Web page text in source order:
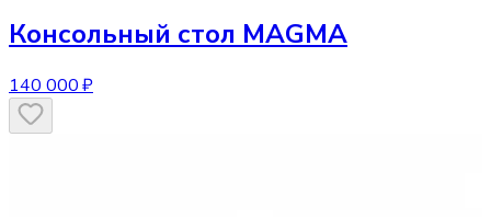
Консольный стол MAGMA
140 000 ₽